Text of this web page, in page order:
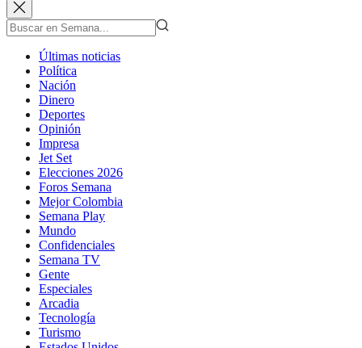
Últimas noticias
Política
Nación
Dinero
Deportes
Opinión
Impresa
Jet Set
Elecciones 2026
Foros Semana
Mejor Colombia
Semana Play
Mundo
Confidenciales
Semana TV
Gente
Especiales
Arcadia
Tecnología
Turismo